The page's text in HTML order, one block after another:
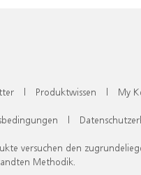
| Produktwissen | My
|
versuchen den
Methodik.